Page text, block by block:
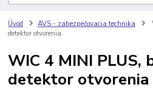
Úvod AVS - zabezpečovacia technika
detektor otvorenia
WIC 4 MINI PLUS,
detektor otvorenia